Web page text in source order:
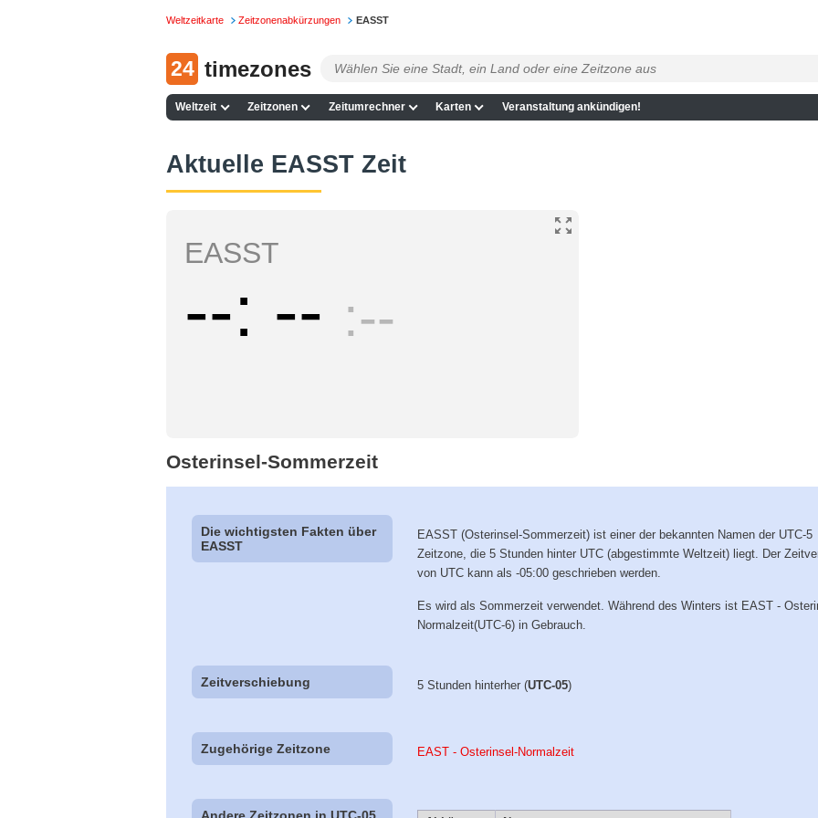
Weltzeitkarte Zeitzonenabkürzungen EASST
24 timezones
Weltzeit Zeitzonen Zeitumrechner Karten Veranstaltung ankündigen!
Aktuelle EASST Zeit
EASST
-- -- --
Osterinsel-Sommerzeit
Die wichtigsten Fakten über
EASST
EASST (Osterinsel-Sommerzeit) ist einer der bekannten Namen der UTC-5
Zeitzone, die 5 Stunden hinter UTC (abgestimmte Weltzeit) liegt. Der
von UTC kann als -05:00 geschrieben werden.
Es wird als Sommerzeit verwendet. Während des Winters ist EAST -
Normalzeit(UTC-6) in Gebrauch.
Zeitverschiebung 5 Stunden hinterher (UTC-05)
Zugehörige Zeitzone EAST - Osterinsel-Normalzeit